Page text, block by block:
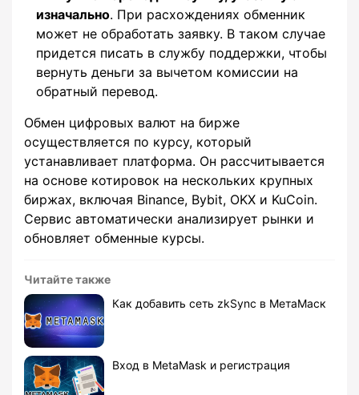
изначально. При расхождениях обменник
может не обработать заявку. В таком случае
придется писать в службу поддержки, чтобы
вернуть деньги за вычетом комиссии на
обратный перевод.
Обмен цифровых валют на бирже
осуществляется по курсу, который
устанавливает платформа. Он рассчитывается
на основе котировок на нескольких крупных
биржах, включая Binance, Bybit, OKX и KuCoin.
Сервис автоматически анализирует рынки и
обновляет обменные курсы.
Читайте также
Как добавить сеть zkSync в МетаМаск
Вход в MetaMask и регистрация